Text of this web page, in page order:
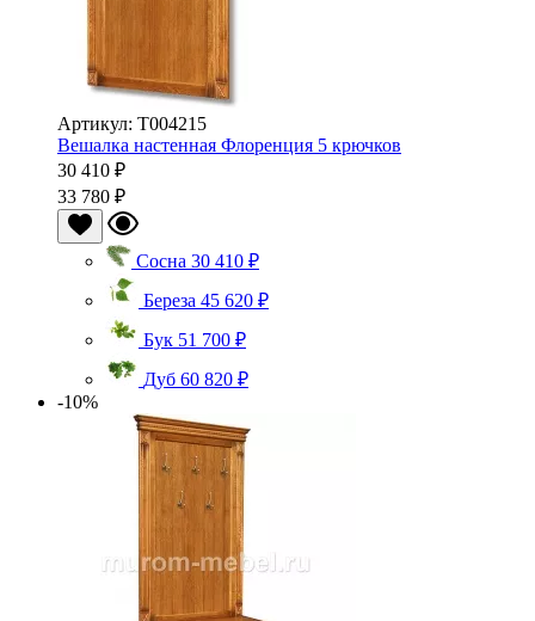
Артикул: Т004215
Вешалка настенная Флоренция 5 крючков
30 410 ₽
33 780 ₽
Сосна 30 410 ₽
Береза 45 620 ₽
Бук 51 700 ₽
Дуб 60 820 ₽
-10%